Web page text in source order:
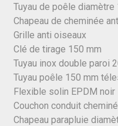
Tuyau de poêle diamètre
Chapeau de cheminée
Grille anti oiseaux
Clé de tirage 150 mm
Tuyau inox double paroi
Tuyau poêle 150 mm
Flexible solin EPDM noir
Couchon conduit
Chapeau parapluie